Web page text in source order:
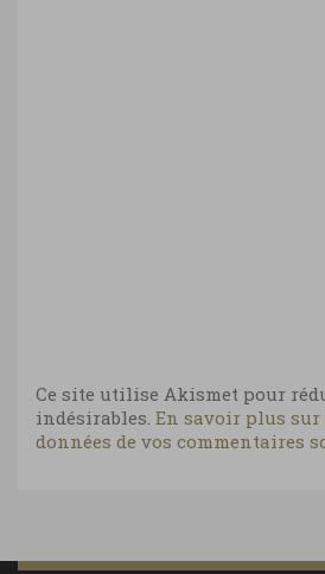
Ce site utilise Akismet pour
indésirables. En savoir plus
données de vos commentaires